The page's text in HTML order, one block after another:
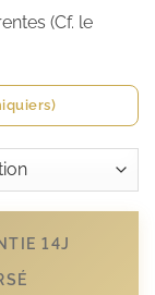
(Cf. le
14J